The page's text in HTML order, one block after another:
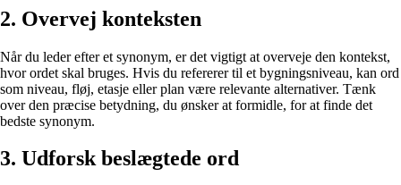
2. Overvej konteksten
Når du leder efter et synonym, er det vigtigt at overveje den kontekst,
hvor ordet skal bruges. Hvis du refererer til et bygningsniveau, kan ord
som niveau, fløj, etasje eller plan være relevante alternativer. Tænk
over den præcise betydning, du ønsker at formidle, for at finde det
bedste synonym.
3. Udforsk beslægtede ord